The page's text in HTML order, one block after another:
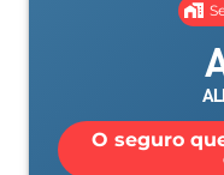
O seguro